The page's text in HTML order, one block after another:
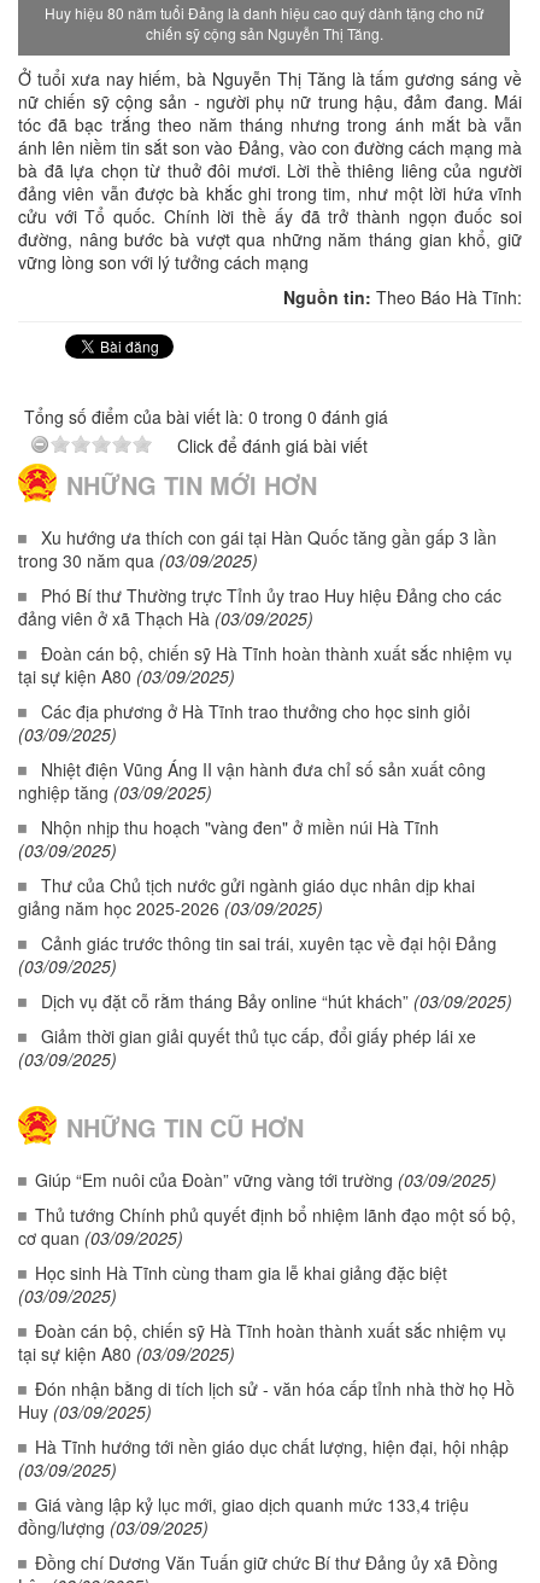
Huy hiệu 80 năm tuổi Đảng là danh hiệu cao quý dành tặng cho nữ
chiến sỹ cộng sản Nguyễn Thị Tăng.
Ở tuổi xưa nay hiếm, bà Nguyễn Thị Tăng là tấm gương sáng về
nữ chiến sỹ cộng sản - người phụ nữ trung hậu, đảm đang. Mái
tóc đã bạc trắng theo năm tháng nhưng trong ánh mắt bà vẫn
ánh lên niềm tin sắt son vào Đảng, vào con đường cách mạng mà
bà đã lựa chọn từ thuở đôi mươi. Lời thề thiêng liêng của người
đảng viên vẫn được bà khắc ghi trong tim, như một lời hứa vĩnh
cửu với Tổ quốc. Chính lời thề ấy đã trở thành ngọn đuốc soi
đường, nâng bước bà vượt qua những năm tháng gian khổ, giữ
vững lòng son với lý tưởng cách mạng
Nguồn tin: Theo Báo Hà Tĩnh:
Tổng số điểm của bài viết là: 0 trong 0 đánh giá
Click để đánh giá bài viết
NHỮNG TIN MỚI HƠN
Xu hướng ưa thích con gái tại Hàn Quốc tăng gần gấp 3 lần
trong 30 năm qua (03/09/2025)
Phó Bí thư Thường trực Tỉnh ủy trao Huy hiệu Đảng cho các
đảng viên ở xã Thạch Hà (03/09/2025)
Đoàn cán bộ, chiến sỹ Hà Tĩnh hoàn thành xuất sắc nhiệm vụ
tại sự kiện A80 (03/09/2025)
Các địa phương ở Hà Tĩnh trao thưởng cho học sinh giỏi
(03/09/2025)
Nhiệt điện Vũng Áng II vận hành đưa chỉ số sản xuất công
nghiệp tăng (03/09/2025)
Nhộn nhịp thu hoạch "vàng đen" ở miền núi Hà Tĩnh
(03/09/2025)
Thư của Chủ tịch nước gửi ngành giáo dục nhân dịp khai
giảng năm học 2025-2026 (03/09/2025)
Cảnh giác trước thông tin sai trái, xuyên tạc về đại hội Đảng
(03/09/2025)
Dịch vụ đặt cỗ rằm tháng Bảy online “hút khách” (03/09/2025)
Giảm thời gian giải quyết thủ tục cấp, đổi giấy phép lái xe
(03/09/2025)
NHỮNG TIN CŨ HƠN
Giúp “Em nuôi của Đoàn” vững vàng tới trường (03/09/2025)
Thủ tướng Chính phủ quyết định bổ nhiệm lãnh đạo một số bộ,
cơ quan (03/09/2025)
Học sinh Hà Tĩnh cùng tham gia lễ khai giảng đặc biệt
(03/09/2025)
Đoàn cán bộ, chiến sỹ Hà Tĩnh hoàn thành xuất sắc nhiệm vụ
tại sự kiện A80 (03/09/2025)
Đón nhận bằng di tích lịch sử - văn hóa cấp tỉnh nhà thờ họ Hồ
Huy (03/09/2025)
Hà Tĩnh hướng tới nền giáo dục chất lượng, hiện đại, hội nhập
(03/09/2025)
Giá vàng lập kỷ lục mới, giao dịch quanh mức 133,4 triệu
đồng/lượng (03/09/2025)
Đồng chí Dương Văn Tuấn giữ chức Bí thư Đảng ủy xã Đồng